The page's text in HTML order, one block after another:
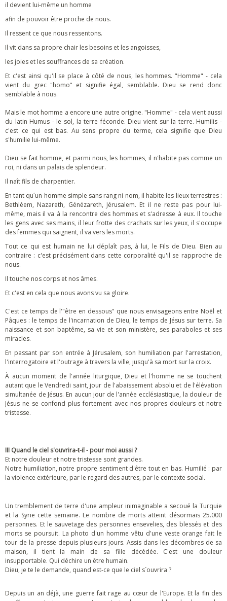
il devient lui-même un homme
afin de pouvoir être proche de nous.
Il ressent ce que nous ressentons.
Il vit dans sa propre chair les besoins et les angoisses,
les joies et les souffrances de sa création.
Et c'est ainsi qu'il se place à côté de nous, les hommes. "Homme" - cela
vient du grec "homo" et signifie égal, semblable. Dieu se rend donc
semblable à nous.
Mais le mot homme a encore une autre origine. "Homme" - cela vient aussi
du latin Humus - le sol, la terre féconde. Dieu vient sur la terre. Humilis -
c'est ce qui est bas. Au sens propre du terme, cela signifie que Dieu
s'humilie lui-même.
Dieu se fait homme, et parmi nous, les hommes, il n'habite pas comme un
roi, ni dans un palais de splendeur.
Il naît fils de charpentier.
En tant qu´un homme simple sans rang ni nom, il habite les lieux terrestres :
Bethléem, Nazareth, Génézareth, Jérusalem. Et il ne reste pas pour lui-
même, mais il va à la rencontre des hommes et s'adresse à eux. Il touche
les gens avec ses mains, il leur frotte des crachats sur les yeux, il s'occupe
des femmes qui saignent, il va vers les morts.
Tout ce qui est humain ne lui déplaît pas, à lui, le Fils de Dieu. Bien au
contraire : c'est précisément dans cette corporalité qu'il se rapproche de
nous.
Il touche nos corps et nos âmes.
Et c'est en cela que nous avons vu sa gloire.
C'est ce temps de l'"être en dessous" que nous envisageons entre Noël et
Pâques : le temps de l'incarnation de Dieu, le temps de Jésus sur terre. Sa
naissance et son baptême, sa vie et son ministère, ses paraboles et ses
miracles.
En passant par son entrée à Jérusalem, son humiliation par l'arrestation,
l'interrogatoire et l'outrage à travers la ville, jusqu'à sa mort sur la croix.
À aucun moment de l'année liturgique, Dieu et l'homme ne se touchent
autant que le Vendredi saint, jour de l'abaissement absolu et de l'élévation
simultanée de Jésus. En aucun jour de l'année ecclésiastique, la douleur de
Jésus ne se confond plus fortement avec nos propres douleurs et notre
tristesse.
III Quand le ciel s'ouvrira-t-il - pour moi aussi ?
Et notre douleur et notre tristesse sont grandes.
Notre humiliation, notre propre sentiment d'être tout en bas. Humilié : par
la violence extérieure, par le regard des autres, par le contexte social.
Un tremblement de terre d'une ampleur inimaginable a secoué la Turquie
et la Syrie cette semaine. Le nombre de morts atteint désormais 25.000
personnes. Et le sauvetage des personnes ensevelies, des blessés et des
morts se poursuit. La photo d'un homme vêtu d'une veste orange fait le
tour de la presse depuis plusieurs jours. Assis dans les décombres de sa
maison, il tient la main de sa fille décédée. C'est une douleur
insupportable. Qui déchire un être humain.
Dieu, je te le demande, quand est-ce que le ciel s´ouvrira ?
Depuis un an déjà, une guerre fait rage au cœur de l'Europe. Et la fin des